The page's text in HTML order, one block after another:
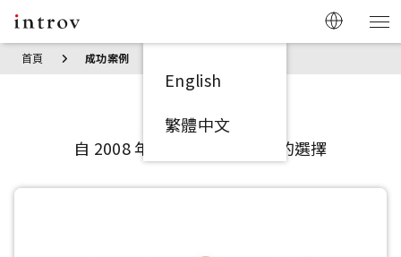
English
繁體中文
首頁 成功案例
成功案例
自 2008 年以來 600+ 家企業的選擇